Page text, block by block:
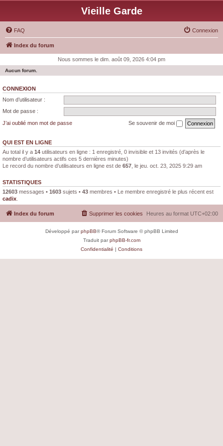
Vieille Garde
FAQ Connexion
Index du forum
Nous sommes le dim. août 09, 2026 4:04 pm
Aucun forum.
CONNEXION
Nom d’utilisateur :
Mot de passe :
J’ai oublié mon mot de passe
Se souvenir de moi
QUI EST EN LIGNE
Au total il y a 14 utilisateurs en ligne : 1 enregistré, 0 invisible et 13 invités (d’après le
nombre d’utilisateurs actifs ces 5 dernières minutes)
Le record du nombre d’utilisateurs en ligne est de 657 , le jeu. oct. 23, 2025 9:29 am
STATISTIQUES
12603 messages • 1603 sujets • 43 membres • Le membre enregistré le plus récent est
cadix
Index du forum Heures au format UTC+02:00
Supprimer les cookies
Développé parphpBB® Forum Software © phpBB Limited
Traduit parphpBB-fr.com
Confidentialité | Conditions